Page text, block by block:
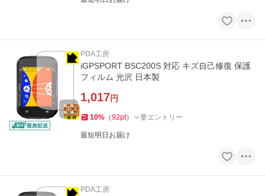
PDA工房
iGPSPORT BSC200S 対応 キズ自己修復 保護
フィルム 光沢 日本製
1,017円
10% （92pt） 要エントリー
最短明日お届け
PDA工房